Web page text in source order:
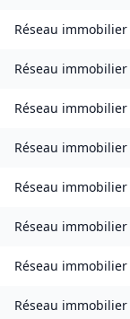
Réseau immobilier
Réseau immobilier
Réseau immobilier
Réseau immobilier
Réseau immobilier
Réseau immobilier
Réseau immobilier
Réseau immobilier